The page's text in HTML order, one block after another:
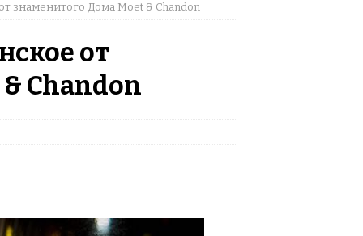
знаменитого Дома Moet & Chandon
от
Chandon